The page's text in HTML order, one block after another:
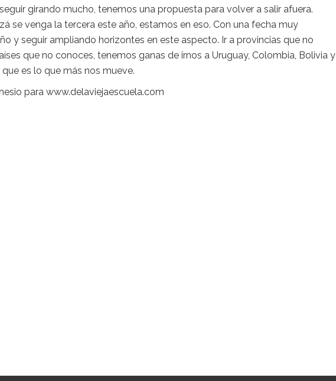
girando mucho, tenemos una propuesta para volver a salir afuera.
se venga la tercera este año, estamos en eso. Con una fecha muy
y seguir ampliando horizontes en este aspecto. Ir a provincias que no
que no conoces, tenemos ganas de irnos a Uruguay, Colombia, Bolivia y
es lo que más nos mueve.
para www.delaviejaescuela.com